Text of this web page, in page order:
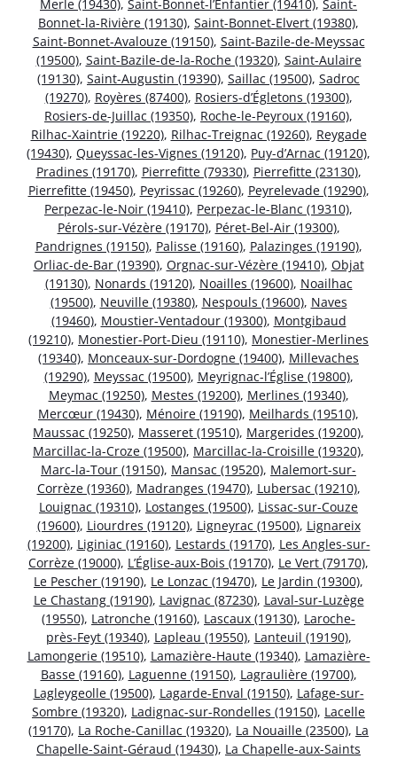
Merle (19430), Saint-Bonnet-l’Enfantier (19410), Saint-
Bonnet-la-Rivière (19130), Saint-Bonnet-Elvert (19380),
Saint-Bonnet-Avalouze (19150), Saint-Bazile-de-Meyssac
(19500), Saint-Bazile-de-la-Roche (19320), Saint-Aulaire
(19130), Saint-Augustin (19390), Saillac (19500), Sadroc
(19270), Royères (87400), Rosiers-d’Égletons (19300),
Rosiers-de-Juillac (19350), Roche-le-Peyroux (19160),
Rilhac-Xaintrie (19220), Rilhac-Treignac (19260), Reygade
(19430), Queyssac-les-Vignes (19120), Puy-d’Arnac (19120),
Pradines (19170), Pierrefitte (79330), Pierrefitte (23130),
Pierrefitte (19450), Peyrissac (19260), Peyrelevade (19290),
Perpezac-le-Noir (19410), Perpezac-le-Blanc (19310),
Pérols-sur-Vézère (19170), Péret-Bel-Air (19300),
Pandrignes (19150), Palisse (19160), Palazinges (19190),
Orliac-de-Bar (19390), Orgnac-sur-Vézère (19410), Objat
(19130), Nonards (19120), Noailles (19600), Noailhac
(19500), Neuville (19380), Nespouls (19600), Naves
(19460), Moustier-Ventadour (19300), Montgibaud
(19210), Monestier-Port-Dieu (19110), Monestier-Merlines
(19340), Monceaux-sur-Dordogne (19400), Millevaches
(19290), Meyssac (19500), Meyrignac-l’Église (19800),
Meymac (19250), Mestes (19200), Merlines (19340),
Mercœur (19430), Ménoire (19190), Meilhards (19510),
Maussac (19250), Masseret (19510), Margerides (19200),
Marcillac-la-Croze (19500), Marcillac-la-Croisille (19320),
Marc-la-Tour (19150), Mansac (19520), Malemort-sur-
Corrèze (19360), Madranges (19470), Lubersac (19210),
Louignac (19310), Lostanges (19500), Lissac-sur-Couze
(19600), Liourdres (19120), Ligneyrac (19500), Lignareix
(19200), Liginiac (19160), Lestards (19170), Les Angles-sur-
Corrèze (19000), L’Église-aux-Bois (19170), Le Vert (79170),
Le Pescher (19190), Le Lonzac (19470), Le Jardin (19300),
Le Chastang (19190), Lavignac (87230), Laval-sur-Luzège
(19550), Latronche (19160), Lascaux (19130), Laroche-
près-Feyt (19340), Lapleau (19550), Lanteuil (19190),
Lamongerie (19510), Lamazière-Haute (19340), Lamazière-
Basse (19160), Laguenne (19150), Lagraulière (19700),
Lagleygeolle (19500), Lagarde-Enval (19150), Lafage-sur-
Sombre (19320), Ladignac-sur-Rondelles (19150), Lacelle
(19170), La Roche-Canillac (19320), La Nouaille (23500), La
Chapelle-Saint-Géraud (19430), La Chapelle-aux-Saints